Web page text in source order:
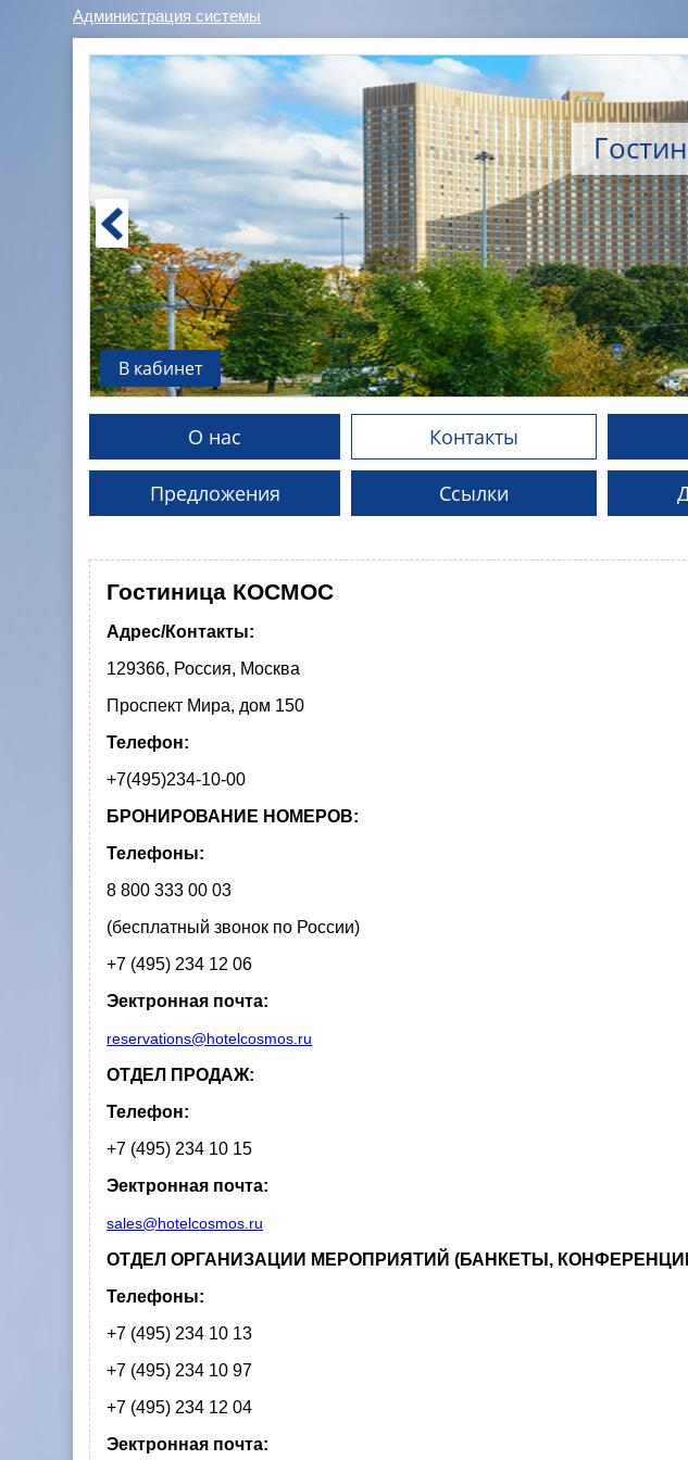
Администрация системы
В кабинет
О нас Контакты
Предложения Ссылки
Гостиница КОСМОС
Адрес/Контакты:
129366, Россия, Москва
Проспект Мира, дом 150
Телефон:
+7(495)234-10-00
БРОНИРОВАНИЕ НОМЕРОВ:
Телефоны:
8 800 333 00 03
(бесплатный звонок по России)
+7 (495) 234 12 06
Эектронная почта:
reservations@hotelcosmos.ru
ОТДЕЛ ПРОДАЖ:
Телефон:
+7 (495) 234 10 15
Эектронная почта:
sales@hotelcosmos.ru
ОТДЕЛ ОРГАНИЗАЦИИ МЕРОПРИЯТИЙ (БАНКЕТЫ,
Телефоны:
+7 (495) 234 10 13
+7 (495) 234 10 97
+7 (495) 234 12 04
Эектронная почта: